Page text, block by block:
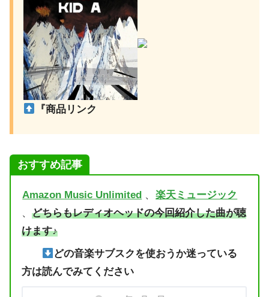
『商品リンク
おすすめ記事
Amazon Music Unlimited 、 楽天ミュージック
、どちらもレディオヘッドの今回紹介した曲が聴
けます♪
どの音楽サブスクを使おうか迷っている
方は読んでみてください